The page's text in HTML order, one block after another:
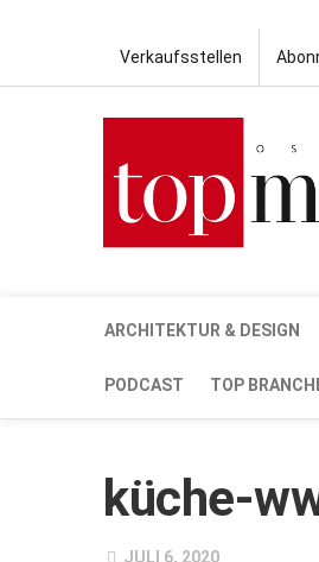
Verkaufsstellen
ARCHITEKTUR & DESIGN
PODCAST TOP
küche-
JULI 6, 2020